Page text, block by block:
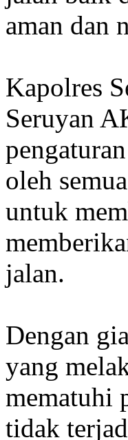
aman dan
Kapolres
Seruyan
oleh
untuk
jalan.
Dengan
yang
mematuhi
tidak